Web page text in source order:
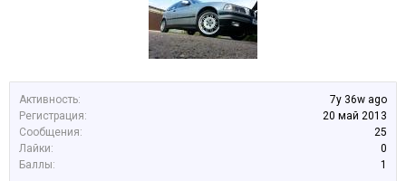
Активность:
7y 36w ago
Регистрация:
20 май 2013
Сообщения:
25
Лайки:
0
Баллы:
1